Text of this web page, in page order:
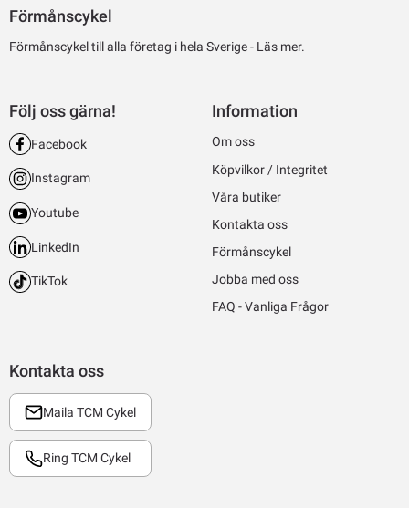
Förmånscykel
Förmånscykel till alla företag i hela Sverige - Läs mer.
Kontakta oss
Maila TCM Cykel
Ring TCM Cykel
Följ oss gärna!
Facebook
Instagram
Youtube
LinkedIn
TikTok
Information
Om oss
Köpvilkor / Integritet
Våra butiker
Kontakta oss
Förmånscykel
Jobba med oss
FAQ - Vanliga Frågor